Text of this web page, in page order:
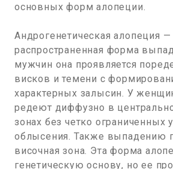
основных форм алопеции.
Андрогенетическая алопеция
распространенная форма
мужчин она проявляется
висков и темени с
характерных залысин. У
редеют диффузно в
зонах без четко ограниченных
облысения. Также выпадению
височная зона. Эта форма
генетическую основу, но ее